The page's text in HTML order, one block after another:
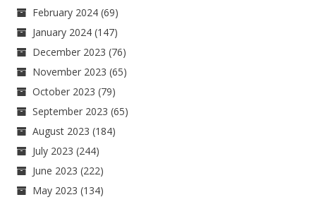
February 2024 (69)
January 2024 (147)
December 2023 (76)
November 2023 (65)
October 2023 (79)
September 2023 (65)
August 2023 (184)
July 2023 (244)
June 2023 (222)
May 2023 (134)